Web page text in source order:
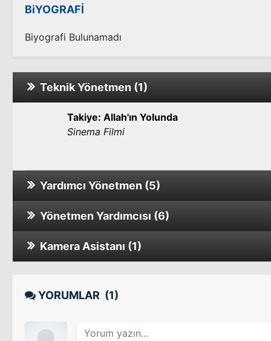
BiYOGRAFİ
Biyografi Bulunamadı
Teknik Yönetmen (1)
Takiye: Allah'ın Yolunda
Sinema Filmi
Yardımcı Yönetmen (5)
Bal
Sinema Filmi
Sinema Filmi
Yönetmen Yardımcısı (6)
Beynelmilel
Sinema Filmi
Tv Dizisi
Kamera Asistanı (1)
Tv Dizisi
YORUMLAR (1)